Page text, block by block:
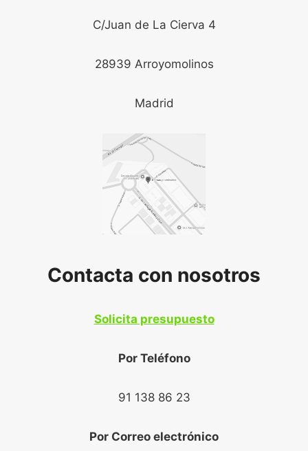
C/Juan de La Cierva 4
28939 Arroyomolinos
Madrid
Contacta con nosotros
Solicita presupuesto
Por Teléfono
91 138 86 23
Por Correo electrónico